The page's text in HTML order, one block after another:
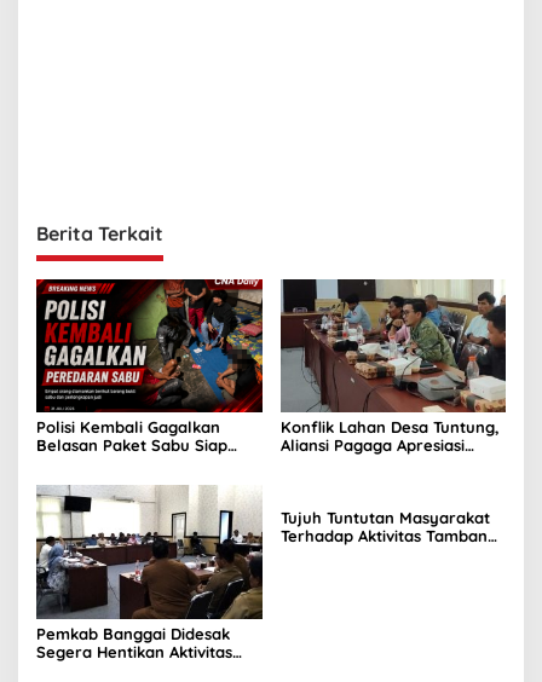
Berita Terkait
Polisi Kembali Gagalkan
Belasan Paket Sabu Siap
Konflik Lahan Desa Tuntung,
Aliansi Pagaga Apresiasi
Pemkab Banggai Didesak
Segera Hentikan Aktivitas
Tujuh Tuntutan Masyarakat
Terhadap Aktivitas Tambang